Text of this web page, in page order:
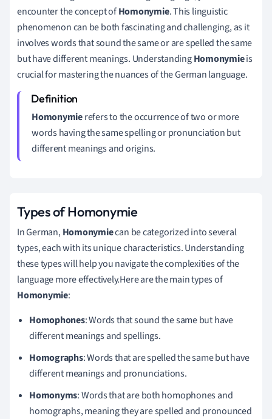
encounter the concept ofHomonymie. This linguistic
phenomenon can be both fascinating and challenging, as it
involves words that sound the same or are spelled the same
but have different meanings. UnderstandingHomonymieis
crucial for mastering the nuances of the German language.
Homonymierefers to the occurrence of two or more
words having the same spelling or pronunciation but
different meanings and origins.
Types of Homonymie
In German,Homonymiecan be categorized into several
types, each with its unique characteristics. Understanding
these types will help you navigate the complexities of the
language more effectively.Here are the main types of
Homonymie:
Homophones: Words that sound the same but have
different meanings and spellings.
Homographs: Words that are spelled the same but have
different meanings and pronunciations.
Homonyms: Words that are both homophones and
homographs, meaning they are spelled and pronounced